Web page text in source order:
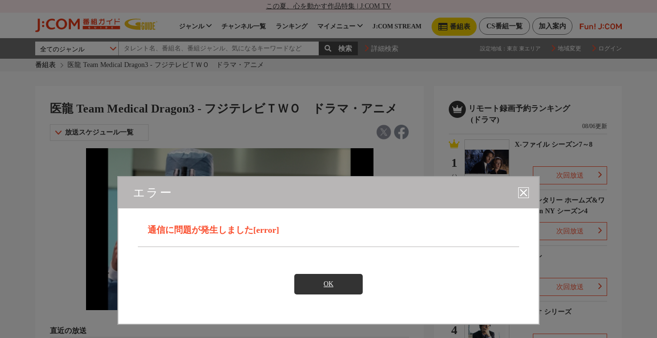
この夏、心を動かす作品特集 | J:COM TV
加入案内
CS番組一覧
番組表
ジャンル チャンネル一覧 ランキング マイメニュー J:COM STREAM
詳細検索 設定地域： 東京 東エリア 地域変更 ログイン
番組表 医龍 Team Medical Dragon3 - フジテレビＴＷＯ ドラマ・アニメ
エラー
通信に問題が発生しました[error]
OK
医龍 Team Medical Dragon3 - フジテレビＴＷＯ ドラマ・アニメ
放送スケジュール一覧
直近の放送
リモート録画予約ランキング
(ドラマ)
08/06更新
1
(-)
X-ファイル シーズン7～8
次回放送
エレメンタリー ホームズ&ワ
トソン in NY シーズン4
次回放送
下山メシ
次回放送
4
ガリレオ シリーズ